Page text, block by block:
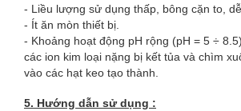
- Liều lượng sử dụng thấp, bông cặn to, dễ
- Ít ăn mòn thiết bị.
- Khoảng hoạt động pH rộng (pH = 5 ÷
các ion kim loại nặng bị kết tủa và chìm
vào các hạt keo tạo thành.
5. Hướng dẫn sử dụng :